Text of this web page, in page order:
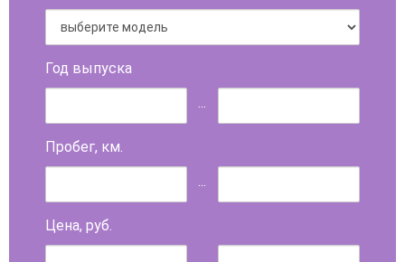
Год выпуска
...
Пробег, км.
...
Цена, руб.